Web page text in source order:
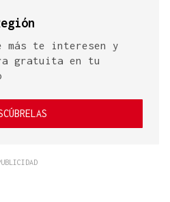
más te interesen y
gratuita en tu